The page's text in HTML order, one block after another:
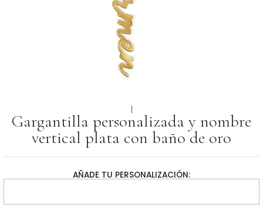
|
Gargantilla personalizada y nombre
vertical plata con baño de oro
AÑADE TU PERSONALIZACIÓN: